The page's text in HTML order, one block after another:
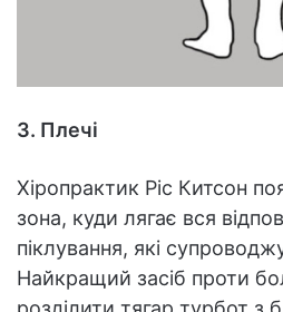
3. Плечі
Хіропрактик Ріс Китсон
зона, куди лягає вся
піклування, які
Найкращий засіб проти